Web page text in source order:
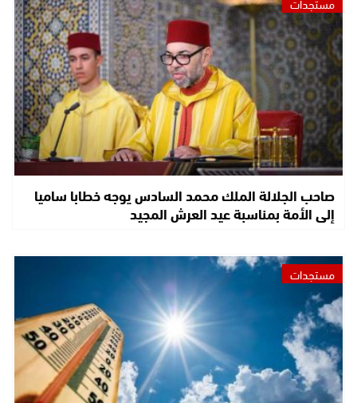
صاحب الجلالة الملك محمد السادس يوجه خطابا ساميا
إلى الأمة بمناسبة عيد العرش المجيد
مستجدات